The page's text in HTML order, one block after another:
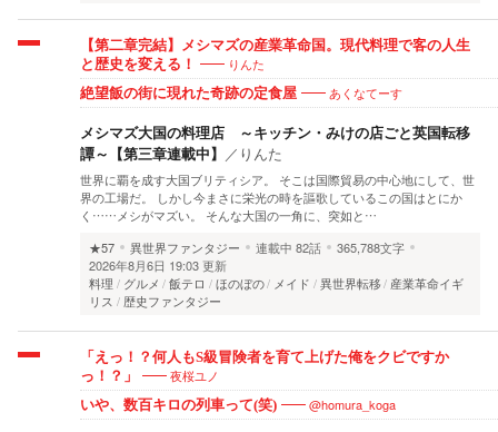
【第二章完結】メシマズの産業革命国。現代料理で客の人生
と歴史を変える！
りんた
絶望飯の街に現れた奇跡の定食屋 あくなてーす
メシマズ大国の料理店 ～キッチン・みけの店ごと英国転移
譚～【第三章連載中】 ／ りんた
世界に覇を成す大国ブリティシア。 そこは国際貿易の中心地にして、世
界の工場だ。 しかし今まさに栄光の時を謳歌しているこの国はとにか
く……メシがマズい。 そんな大国の一角に、突如と…
★57
異世界ファンタジー 連載中 82話
365,788文字
2026年8月6日 19:03 更新
料理
グルメ 飯テロ ほのぼの メイド 異世界転移 産業革命イギ
リス
歴史ファンタジー
「えっ！？何人もS級冒険者を育て上げた俺をクビですか
っ！？」
夜桜ユノ
いや、数百キロの列車って(笑) @homura_koga